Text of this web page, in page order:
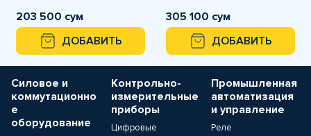
203 500 сум
ДОБАВИТЬ
305 100 сум
ДОБАВИТЬ
Силовое и
коммутационно
е
оборудование
Контрольно-
измерительные
приборы
Цифровые
Промышленная
автоматизация
и управление
Реле